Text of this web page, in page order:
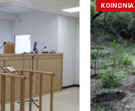
ΚΟΙΝΩΝΙΑ